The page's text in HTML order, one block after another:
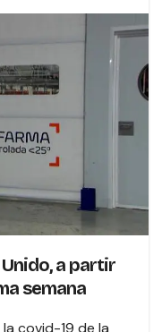
Unido, a partir
semana
covid-19 de la